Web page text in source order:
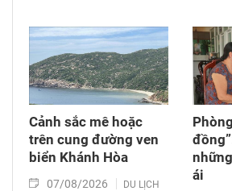
Cảnh sắc mê hoặc
trên cung đường ven
biển Khánh Hòa
07/08/2026 DU LỊCH
ái